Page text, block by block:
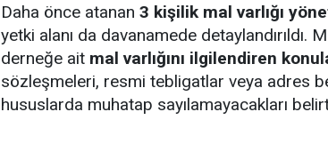
Daha önce atanan 3 kişilik mal varlığı
yetki alanı da davanamede detaylandırıldı.
derneğe ait mal varlığını ilgilendiren
sözleşmeleri, resmi tebligatlar veya adres
hususlarda muhatap sayılamayacakları